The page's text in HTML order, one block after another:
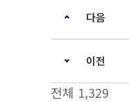
다음
이전
전체 1,329